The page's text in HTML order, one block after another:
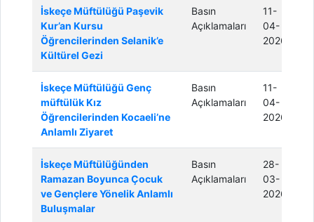
İskeçe Müftülüğü Paşevik
Kur’an Kursu
Öğrencilerinden Selanik’e
Kültürel Gezi
Basın
Açıklamaları
11-
04-
2026
İskeçe Müftülüğü Genç
müftülük Kız
Öğrencilerinden Kocaeli’ne
Anlamlı Ziyaret
Basın
Açıklamaları
11-
04-
2026
İskeçe Müftülüğünden
Ramazan Boyunca Çocuk
ve Gençlere Yönelik Anlamlı
Buluşmalar
Basın
Açıklamaları
28-
03-
2026